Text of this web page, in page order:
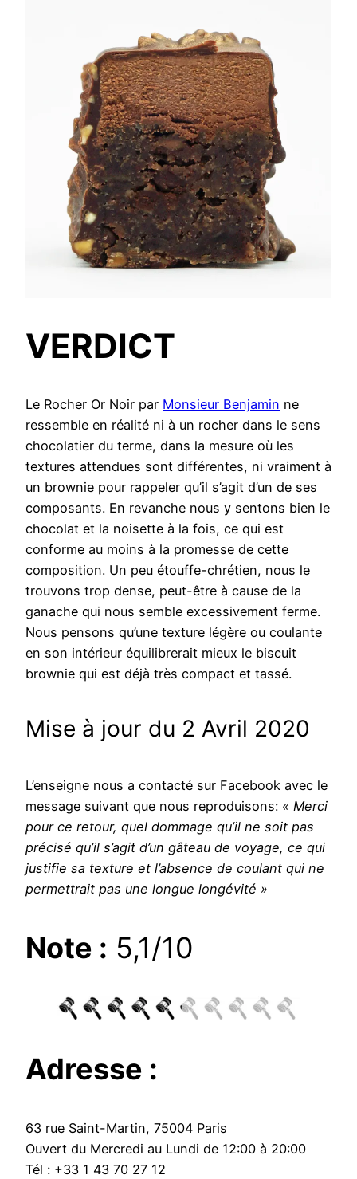
VERDICT
Le Rocher Or Noir par Monsieur Benjamin ne
ressemble en réalité ni à un rocher dans le sens
chocolatier du terme, dans la mesure où les
textures attendues sont différentes, ni vraiment à
un brownie pour rappeler qu’il s’agit d’un de ses
composants. En revanche nous y sentons bien le
chocolat et la noisette à la fois, ce qui est
conforme au moins à la promesse de cette
composition. Un peu étouffe-chrétien, nous le
trouvons trop dense, peut-être à cause de la
ganache qui nous semble excessivement ferme.
Nous pensons qu’une texture légère ou coulante
en son intérieur équilibrerait mieux le biscuit
brownie qui est déjà très compact et tassé.
Mise à jour du 2 Avril 2020
L’enseigne nous a contacté sur Facebook avec le
message suivant que nous reproduisons: « Merci
pour ce retour, quel dommage qu’il ne soit pas
précisé qu’il s’agit d’un gâteau de voyage, ce qui
justifie sa texture et l’absence de coulant qui ne
permettrait pas une longue longévité »
Note : 5,1/10
Adresse :
63 rue Saint-Martin, 75004 Paris
Ouvert du Mercredi au Lundi de 12:00 à 20:00
Tél : +33 1 43 70 27 12